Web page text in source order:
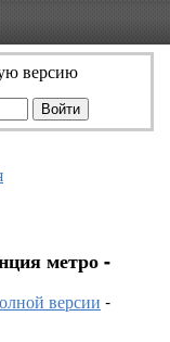
версию
метро -
версии -